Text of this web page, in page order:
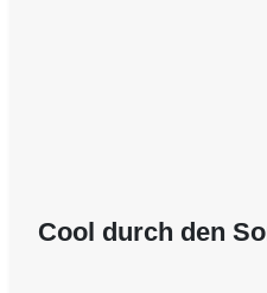
Cool durch den